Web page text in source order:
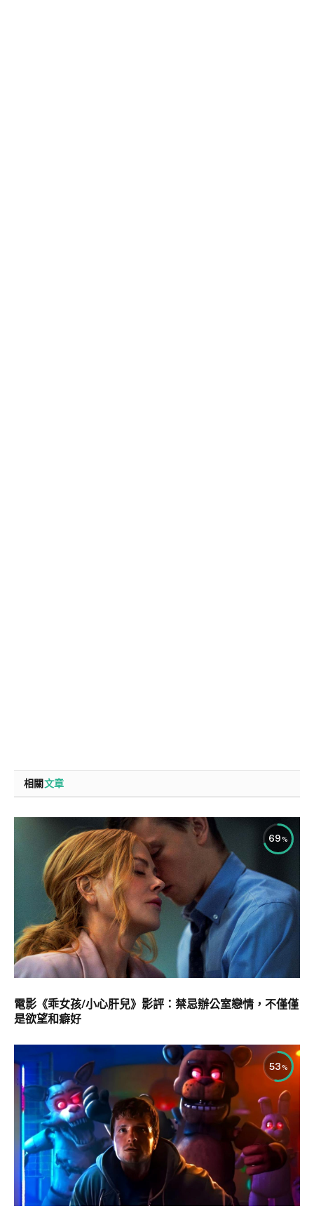
相關文章
69
電影《乖女孩/小心肝兒》影評：禁忌辦公室戀情，不僅僅
是欲望和癖好
53